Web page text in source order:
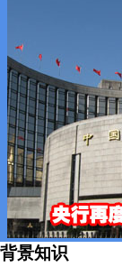
背景知识